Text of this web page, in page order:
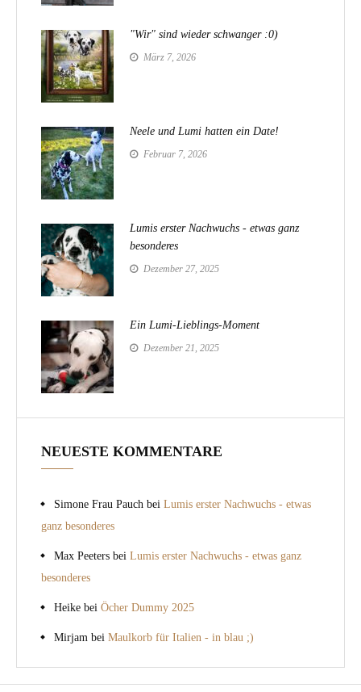
"Wir" sind wieder schwanger :0)
März 7, 2026
Neele und Lumi hatten ein Date!
Februar 7, 2026
Lumis erster Nachwuchs - etwas ganz
besonderes
Dezember 27, 2025
Ein Lumi-Lieblings-Moment
Dezember 21, 2025
NEUESTE KOMMENTARE
Simone Frau Pauch bei Lumis erster Nachwuchs - etwas
ganz besonderes
Max Peeters bei Lumis erster Nachwuchs - etwas ganz
besonderes
Heike bei Öcher Dummy 2025
Mirjam bei Maulkorb für Italien - in blau ;)